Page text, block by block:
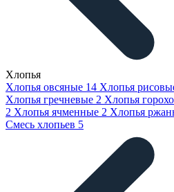
Хлопья
Хлопья овсяные 14 Хлопья
Хлопья гречневые 2 Хлопья
2 Хлопья ячменные 2 Хлопья
Смесь хлопьев 5